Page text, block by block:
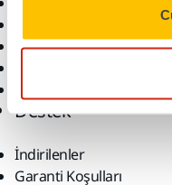
Robotik ve Otomasyon
Süper Aşındırıcılar
Destek
İndirilenler
Garanti Koşulları